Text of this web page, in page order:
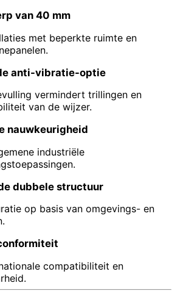
nutsvoorzieningen
manometer
van 40 mm
met beperkte ruimte en
anti-vibratie-optie
vermindert trillingen en
van de wijzer.
nauwkeurigheid
industriële
dubbele structuur
op basis van omgevings- en
compatibiliteit en